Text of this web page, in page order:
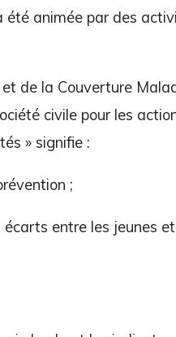
été animée par des
de la Couverture
civile pour les
» signifie :
;
entre les jeunes